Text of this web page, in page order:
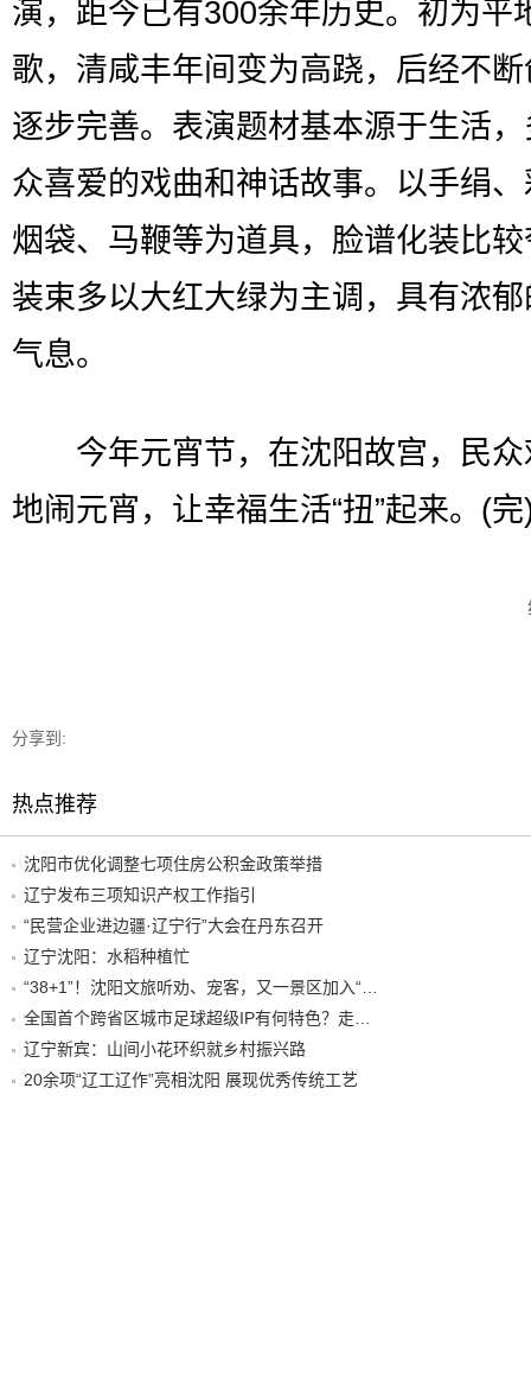
演，距今已有300余年历史。初为平
歌，清咸丰年间变为高跷，后经不
逐步完善。表演题材基本源于生活
众喜爱的戏曲和神话故事。以手绢
烟袋、马鞭等为道具，脸谱化装比
装束多以大红大绿为主调，具有浓
气息。
今年元宵节，在沈阳故宫，民众
地闹元宵，让幸福生活“扭”起来。(完
分享到:
热点推荐
沈阳市优化调整七项住房公积金政策举措
辽宁发布三项知识产权工作指引
“民营企业进边疆·辽宁行”大会在丹东召开
辽宁沈阳：水稻种植忙
“38+1”！沈阳文旅听劝、宠客，又一景区加入“东北超”优惠名单！
全国首个跨省区城市足球超级IP有何特色？走进沈阳现场去看看
辽宁新宾：山间小花环织就乡村振兴路
20余项“辽工辽作”亮相沈阳 展现优秀传统工艺